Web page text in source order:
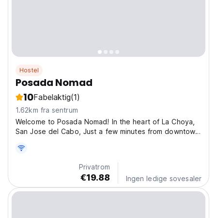
Hostel
Posada Nomad
10Fabelaktig(1)
1.62km fra sentrum
Welcome to Posada Nomad! In the heart of La Choya,
San Jose del Cabo, Just a few minutes from downtown,
beginning of the East Cape, a short 3 walking blocks
from the Marina which is a great place to walk...
Privatrom
€19.88 Ingen ledige sovesaler